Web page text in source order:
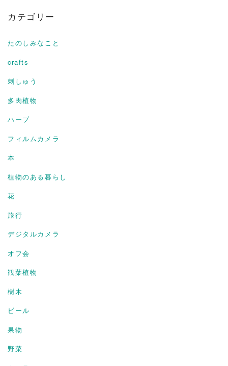
カテゴリー
たのしみなこと
crafts
刺しゅう
多肉植物
ハーブ
フィルムカメラ
本
植物のある暮らし
花
旅行
デジタルカメラ
オフ会
観葉植物
樹木
ビール
果物
野菜